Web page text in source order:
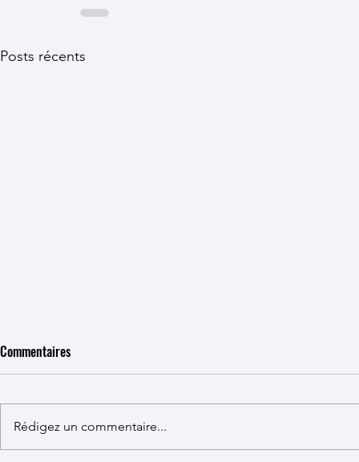
Posts récents
"La paix, c'est mon droit !"
Commentaires
Rédigez un commentaire...